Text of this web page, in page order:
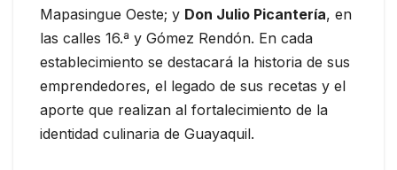
Mapasingue Oeste; y Don Julio Picantería, en
las calles 16.ª y Gómez Rendón. En cada
establecimiento se destacará la historia de sus
emprendedores, el legado de sus recetas y el
aporte que realizan al fortalecimiento de la
identidad culinaria de Guayaquil.